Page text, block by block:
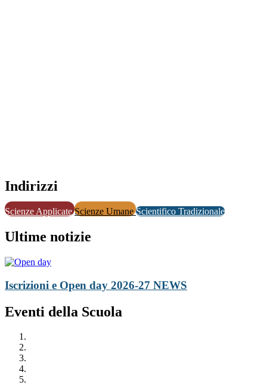
Indirizzi
Scienze ApplicateScienze UmaneScientifico Tradizionale
Ultime notizie
Iscrizioni e Open day 2026-27 NEWS
Eventi della Scuola